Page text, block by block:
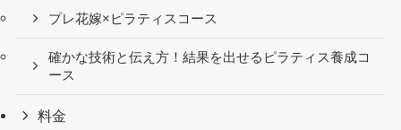
プレ花嫁×ピラティスコース
確かな技術と伝え方！結果を出せるピラティス養成コ
ース
料金